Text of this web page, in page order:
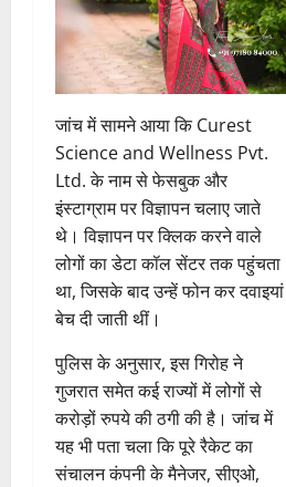
जांच में सामने आया कि Curest
Science and Wellness Pvt.
Ltd. के नाम से फेसबुक और
इंस्टाग्राम पर विज्ञापन चलाए जाते
थे। विज्ञापन पर क्लिक करने वाले
लोगों का डेटा कॉल सेंटर तक पहुंचता
था, जिसके बाद उन्हें फोन कर दवाइयां
बेच दी जाती थीं।
पुलिस के अनुसार, इस गिरोह ने
गुजरात समेत कई राज्यों में लोगों से
करोड़ों रुपये की ठगी की है। जांच में
यह भी पता चला कि पूरे रैकेट का
संचालन कंपनी के मैनेजर, सीएओ,